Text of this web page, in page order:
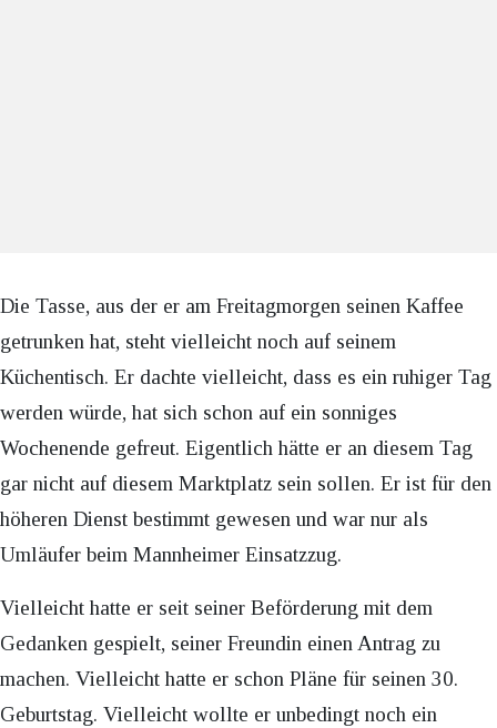
Die Tasse, aus der er am Freitagmorgen seinen Kaffee
getrunken hat, steht vielleicht noch auf seinem
Küchentisch. Er dachte vielleicht, dass es ein ruhiger Tag
werden würde, hat sich schon auf ein sonniges
Wochenende gefreut. Eigentlich hätte er an diesem Tag
gar nicht auf diesem Marktplatz sein sollen. Er ist für den
höheren Dienst bestimmt gewesen und war nur als
Umläufer beim Mannheimer Einsatzzug.
Vielleicht hatte er seit seiner Beförderung mit dem
Gedanken gespielt, seiner Freundin einen Antrag zu
machen. Vielleicht hatte er schon Pläne für seinen 30.
Geburtstag. Vielleicht wollte er unbedingt noch ein